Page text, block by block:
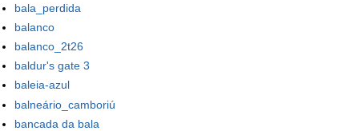
bala_perdida
balanco
balanco_2t26
baldur's gate 3
baleia-azul
balneário_camboriú
bancada da bala